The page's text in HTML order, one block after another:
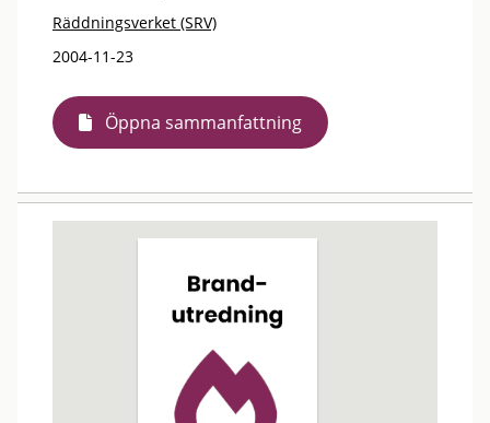
Räddningsverket (SRV)
2004-11-23
Öppna sammanfattning